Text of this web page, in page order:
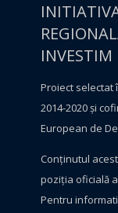
Proiect selectat
2014-2020 și
European de
Conţinutul
poziţia oficială
Pentru